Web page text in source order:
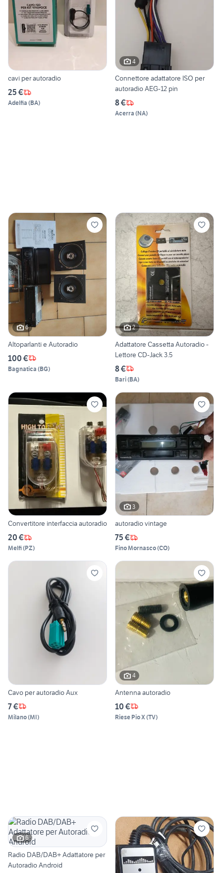
cavi per autoradio
25 €
Adelfia (BA)
4
Connettore adattatore ISO per
autoradio AEG-12 pin
8 €
Acerra (NA)
6
Altoparlanti e Autoradio
100 €
Bagnatica (BG)
2
Adattatore Cassetta Autoradio -
Lettore CD-Jack 3.5
8 €
Bari(BA)
Convertitore interfaccia autoradio
20 €
Melfi(PZ)
3
autoradio vintage
75 €
Fino Mornasco(CO)
Cavo per autoradio Aux
7 €
Milano(MI)
4
Antenna autoradio
10 €
Riese Pio X(TV)
6
Radio DAB/DAB+ Adattatore per
Autoradio Android